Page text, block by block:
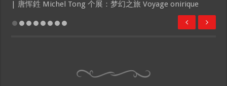
| 唐恽鉎 Michel Tong 个展：梦幻之旅 Voyage onirique